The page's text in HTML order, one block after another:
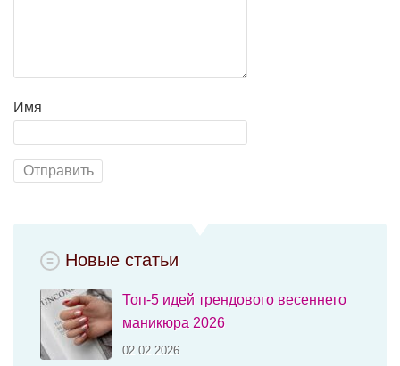
Имя
Новые статьи
Топ-5 идей трендового весеннего
маникюра 2026
02.02.2026